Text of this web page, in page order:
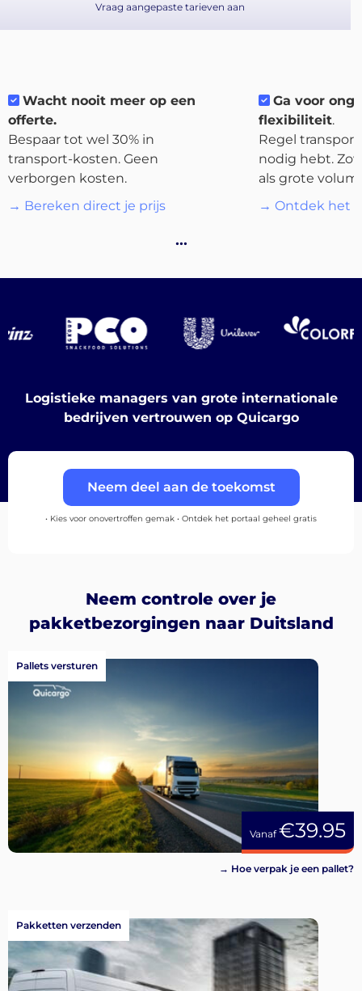
About
Bestemmingen
Ontdek
Aanmelden
Vraag aangepaste tarieven aan
Wacht nooit meer op een
offerte.
Bespaar tot wel 30% in
transport-kosten. Geen
verborgen kosten.
→ Bereken direct je prijs
Ga voor
flexibiliteit.
Regel
nodig hebt.
als grote
→ Ontdek het
…
Logistieke managers van grote internationale
bedrijven vertrouwen op Quicargo
Neem deel aan de toekomst
• Kies voor onovertroffen gemak • Ontdek het portaal geheel gratis
Neem controle over je
pakketbezorgingen naar Duitsland
Vanaf€39.95
Pallets versturen
→ Hoe verpak je een pallet?
Pakketten verzenden